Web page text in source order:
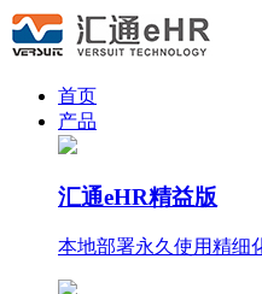
首页
产品
汇通eHR精益版
本地部署永久使用精细